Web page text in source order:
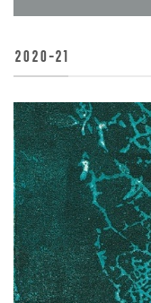
2020-21